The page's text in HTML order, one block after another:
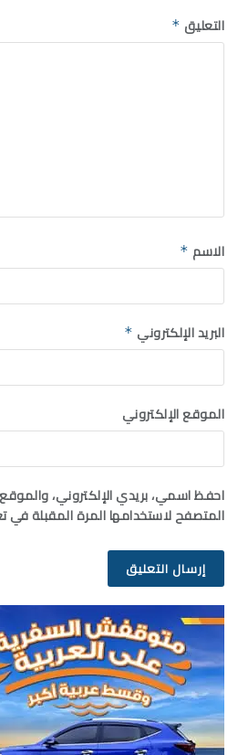
التعليق *
الاسم *
البريد الإلكتروني *
الموقع الإلكتروني
احفظ اسمي، بريدي الإلكتروني،
المتصفح لاستخدامها المرة المقبلة في